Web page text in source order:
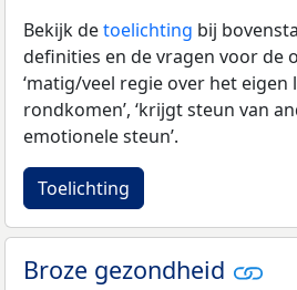
Bekijk detoelichting bij
definities en de vragen voor de
‘matig/veel regie over het eigen
rondkomen’, ‘krijgt steun van
emotionele steun’.
Toelichting
Broze gezondheid